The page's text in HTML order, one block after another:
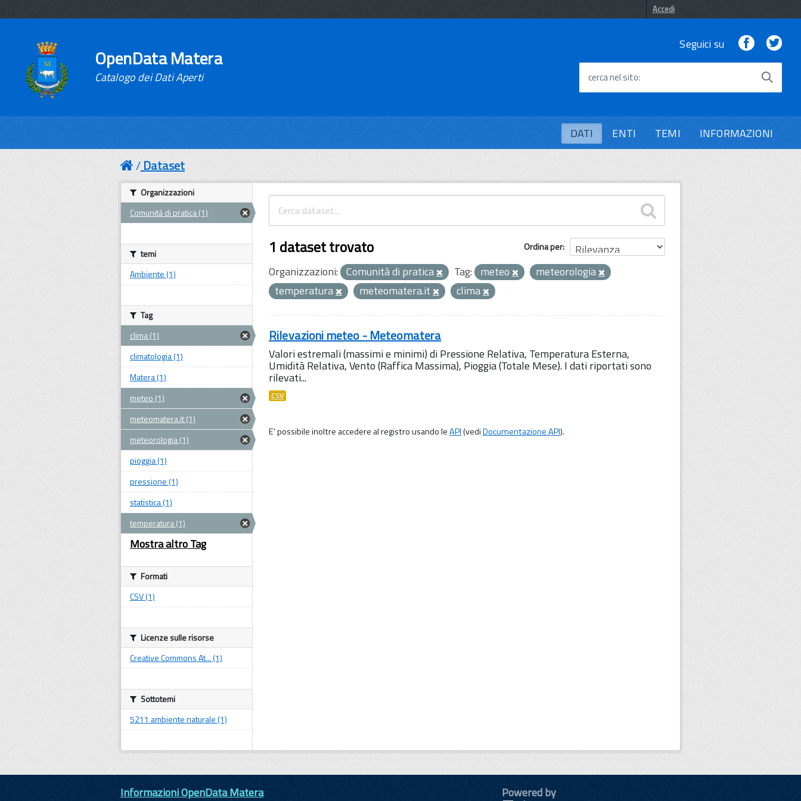
Accedi
OpenData Matera
Catalogo dei Dati Aperti
Seguici su Facebook
cerca nel sito
DATI ENTI TEMI INFORMAZIONI
Dataset
Ordina per
1 dataset trovato
Organizzazioni: Comunità di pratica Tag: meteo
meteorologia
temperatura
meteomatera.it clima
Rilevazioni meteo - Meteomatera
Valori estremali (massimi e minimi) di Pressione Relativa, Temperatura Esterna,
Umidità Relativa, Vento (Raffica Massima), Pioggia (Totale Mese). I dati riportati sono
rilevati...
CSV
E' possibile inoltre accedere al registro usando leAPI(vediDocumentazione API).
Organizzazioni
Comunità di pratica (1)
temi
Ambiente (1)
Tag
clima (1)
climatologia (1)
Matera (1)
meteo (1)
meteomatera.it (1)
meteorologia (1)
pioggia (1)
pressione (1)
statistica (1)
temperatura (1)
Mostra altro Tag
Formati
CSV (1)
Licenze sulle risorse
Creative Commons At... (1)
Sottotemi
5211 ambiente naturale (1)
Informazioni OpenData Matera
Powered by